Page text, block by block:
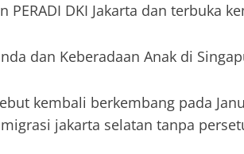
PERADI DKI Jakarta dan terbuka
dan Keberadaan Anak di
kembali berkembang pada
jakarta selatan tanpa